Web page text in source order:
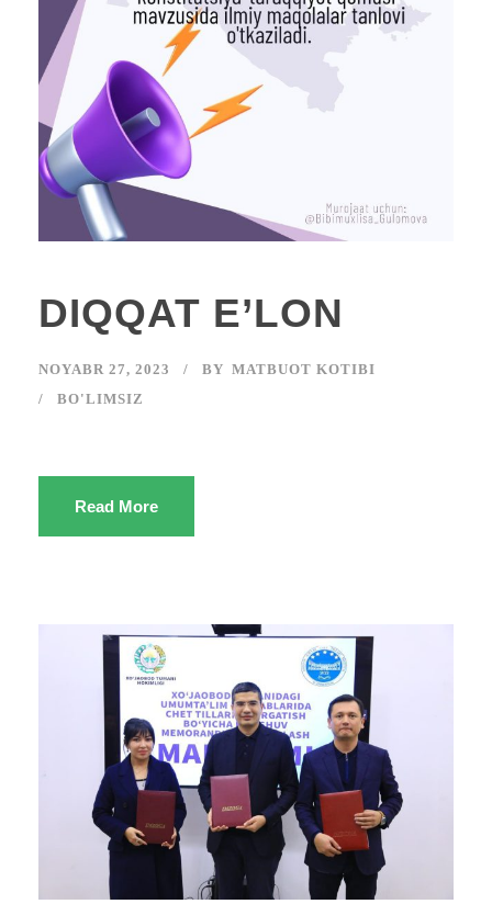
DIQQAT E’LON
NOYABR 27, 2023 BY MATBUOT KOTIBI
BO'LIMSIZ
Read More